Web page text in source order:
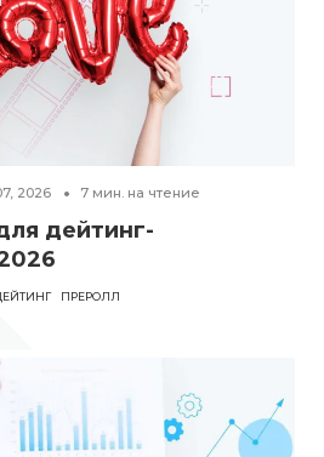
2026 7 мин. на чтение
дейтинг-
ПРЕРОЛЛ